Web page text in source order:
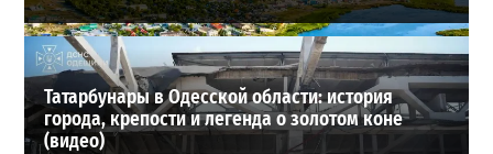
Татарбунары в Одесской области: история
города, крепости и легенда о золотом коне
(видео)